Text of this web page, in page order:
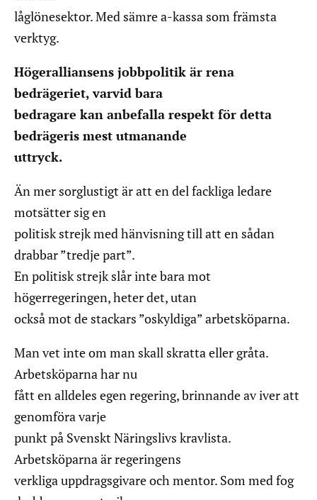
låglönesektor. Med sämre a-kassa som främsta
verktyg.
Högeralliansens jobbpolitik är rena
bedrägeriet, varvid bara
bedragare kan anbefalla respekt för detta
bedrägeris mest utmanande
uttryck.
Än mer sorglustigt är att en del fackliga ledare
motsätter sig en
politisk strejk med hänvisning till att en sådan
drabbar ”tredje part”.
En politisk strejk slår inte bara mot
högerregeringen, heter det, utan
också mot de stackars ”oskyldiga” arbetsköparna.
Man vet inte om man skall skratta eller gråta.
Arbetsköparna har nu
fått en alldeles egen regering, brinnande av iver att
genomföra varje
punkt på Svenskt Näringslivs kravlista.
Arbetsköparna är regeringens
verkliga uppdragsgivare och mentor. Som med fog